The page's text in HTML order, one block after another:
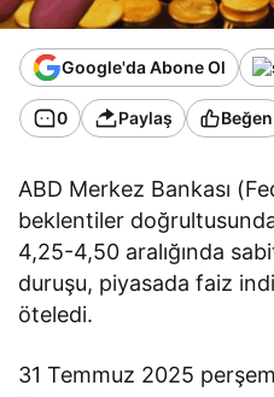
Google'da Abone Ol
0 Paylaş Beğen
ABD Merkez Bankası
beklentiler
4,25-4,50 aralığında
duruşu, piyasada faiz
öteledi.
31 Temmuz 2025